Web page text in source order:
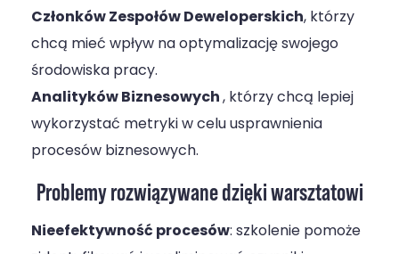
Członków Zespołów Deweloperskich, którzy
chcą mieć wpływ na optymalizację swojego
środowiska pracy.
Analityków Biznesowych , którzy chcą lepiej
wykorzystać metryki w celu usprawnienia
procesów biznesowych.
Problemyrozwiązywane dzięki warsztatowi
Nieefektywność procesów: szkolenie pomoże